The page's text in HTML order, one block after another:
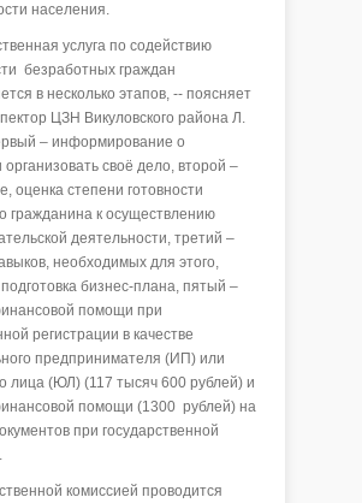
населения.
услуга по содействию
безработных граждан
в несколько этапов, -- поясняет
ЦЗН Викуловского района Л.
– информирование о
своё дело, второй –
оценка степени готовности
гражданина к осуществлению
деятельности, третий –
необходимых для этого,
бизнес-плана, пятый –
помощи при
регистрации в качестве
предпринимателя (ИП) или
лица (ЮЛ) (117 тысяч 600 рублей) и
помощи (1300 рублей) на
при государственной
комиссией проводится